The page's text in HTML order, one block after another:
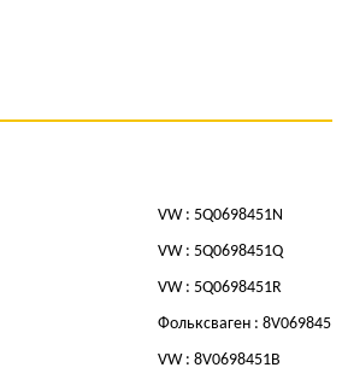
VW : 5Q0698451N
VW : 5Q0698451Q
VW : 5Q0698451R
Фольксваген : 8V0698451
VW : 8V0698451B